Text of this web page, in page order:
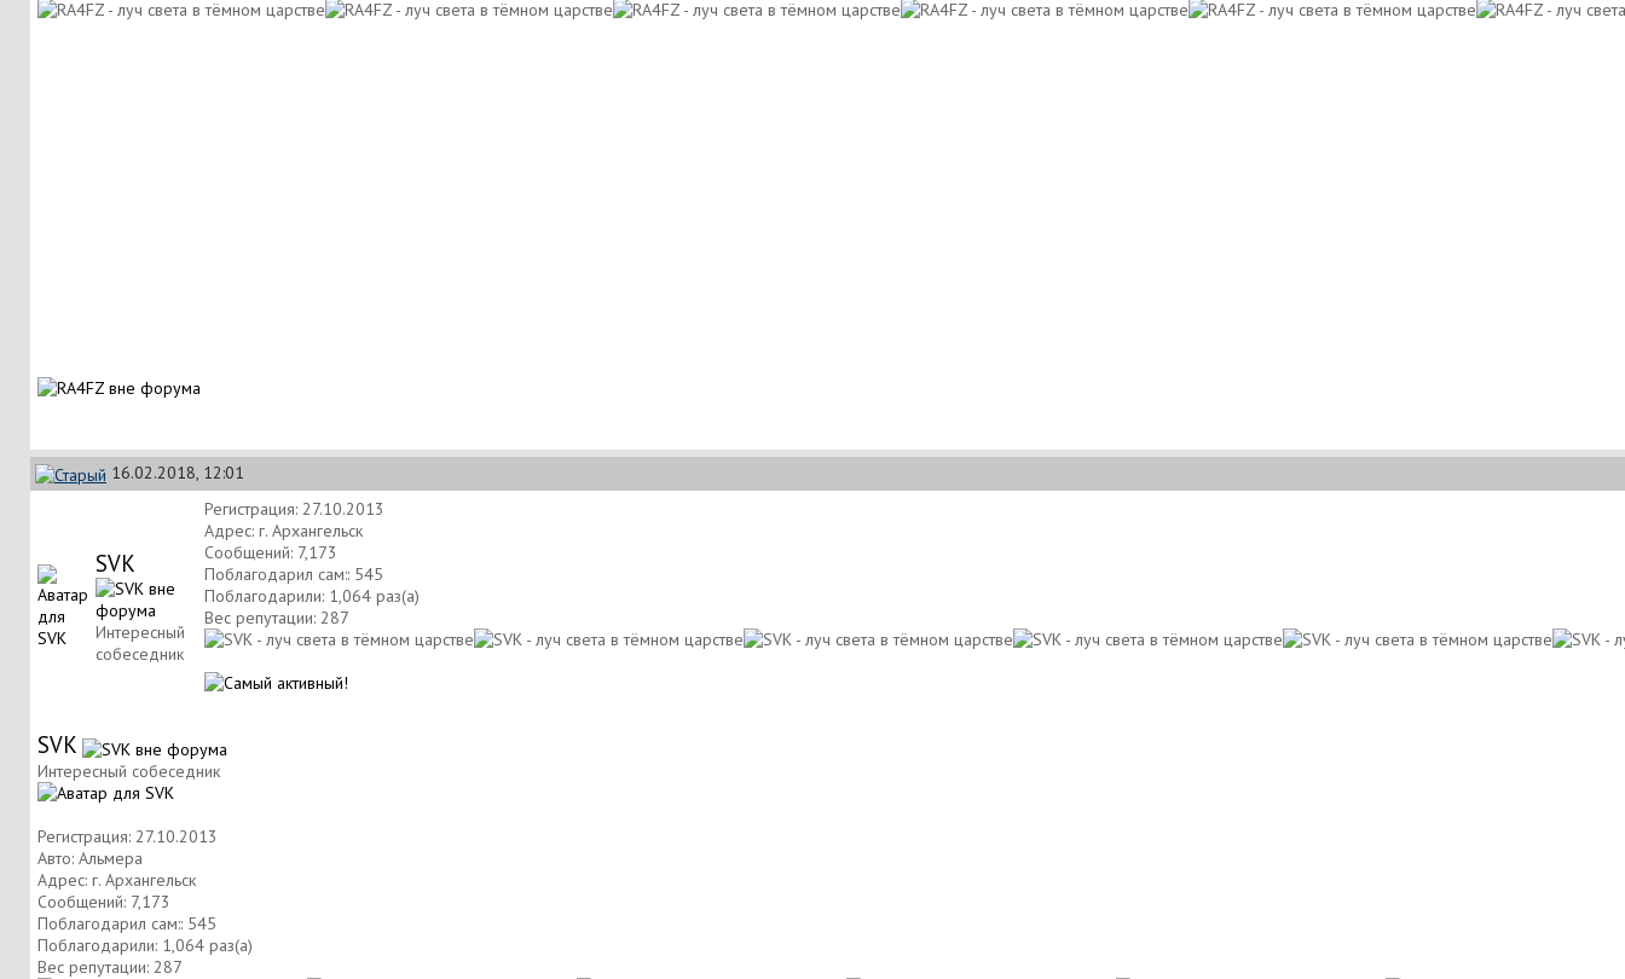
16.02.2018, 12:01
SVK
Интересный
собеседник
Регистрация: 27.10.2013
Адрес: г. Архангельск
Сообщений: 7,173
Поблагодарил сам:: 545
Поблагодарили: 1,064 раз(а)
Вес репутации: 287
SVK
Интересный собеседник
Регистрация: 27.10.2013
Авто: Альмера
Адрес: г. Архангельск
Сообщений: 7,173
Поблагодарил сам:: 545
Поблагодарили: 1,064 раз(а)
Вес репутации: 287